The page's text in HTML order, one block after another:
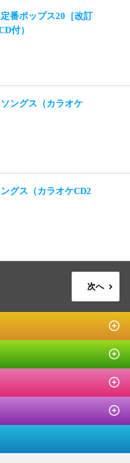
番ポップス20［改訂
付）
ングス（カラオケ
グス（カラオケCD2
次へ